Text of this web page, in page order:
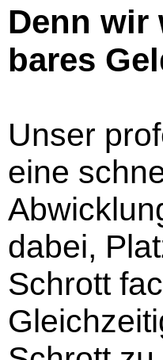
Denn wir
bares
Unser
eine
dabei,
Schrott